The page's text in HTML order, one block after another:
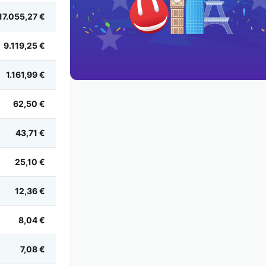
€
9.119,25 €
1.161,99 €
62,50 €
43,71 €
25,10 €
12,36 €
8,04 €
7,08 €